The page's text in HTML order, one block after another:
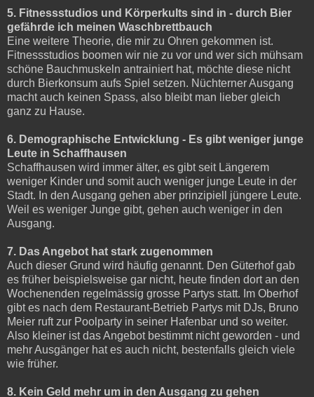
5. Fitnessstudios und Körperkults sind in - durch Bier
gefährde ich meinen Waschbrettbauch
Eine weitere Theorie, die mir zu Ohren gekommen ist.
Fitnessstudios boomen wir nie zu vor und wer sich mühsam
schöne Bauchmuskeln antrainiert hat, möchte diese nicht
durch Bierkonsum aufs Spiel setzen. Nüchterner Ausgang
macht auch keinen Spass, also bleibt man lieber gleich
ganz zu Hause.
6. Demographische Entwicklung - Es gibt weniger junge
Leute in Schaffhausen
Schaffhausen wird immer älter, es gibt seit Längerem
weniger Kinder und somit auch weniger junge Leute in der
Stadt. In den Ausgang gehen aber prinzipiell jüngere Leute.
Weil es weniger Junge gibt, gehen auch weniger in den
Ausgang.
7. Das Angebot hat stark zugenommen
Auch dieser Grund wird häufig genannt. Den Güterhof gab
es früher beispielsweise gar nicht, heute finden dort an den
Wochenenden regelmässig grosse Partys statt. Im Oberhof
gibt es nach dem Restaurant-Betrieb Partys mit DJs, Bruno
Meier ruft zur Poolparty in seiner Hafenbar und so weiter.
Also kleiner ist das Angebot bestimmt nicht geworden - und
mehr Ausgänger hat es auch nicht, bestenfalls gleich viele
wie früher.
8. Kein Geld mehr um in den Ausgang zu gehen